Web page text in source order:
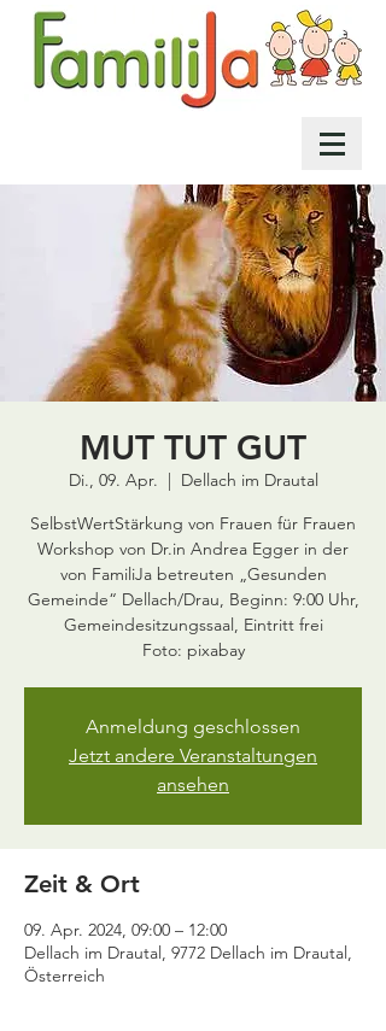
MUT TUT GUT
Di., 09. Apr.
  |
Dellach im Drautal
SelbstWertStärkung von Frauen für Frauen
Workshop von Dr.in Andrea Egger in der
von FamiliJa betreuten „Gesunden
Gemeinde“ Dellach/Drau, Beginn: 9:00 Uhr,
Gemeindesitzungssaal, Eintritt frei
Foto: pixabay
Anmeldung geschlossen
Jetzt andere Veranstaltungen
ansehen
Zeit & Ort
09. Apr. 2024, 09:00 – 12:00
Dellach im Drautal, 9772 Dellach im Drautal,
Österreich